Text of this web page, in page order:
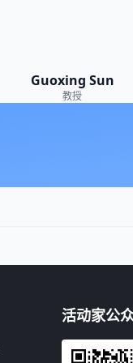
Guoxing Sun
教授
活动家公